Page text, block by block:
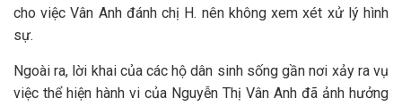
cho việc Vân Anh đánh chị H. nên không xem xét xử lý hình
sự.
Ngoài ra, lời khai của các hộ dân sinh sống gần nơi xảy ra vụ
việc thể hiện hành vi của Nguyễn Thị Vân Anh đã ảnh hưởng